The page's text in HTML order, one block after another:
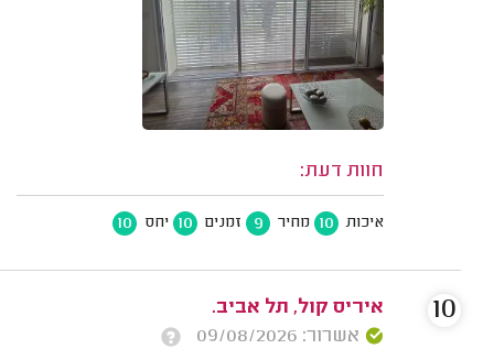
חוות דעת:
איכות 10 מחיר 9 זמנים 10 יחס 10
איריס קול, תל אביב.
אשרור: 09/08/2026
10